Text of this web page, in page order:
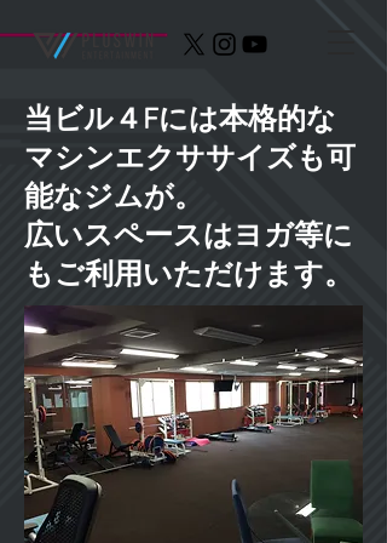
当ビル４Fには本格的な
マシンエクササイズも可
能なジムが。
広いスペースはヨガ等に
もご利用いただけます。